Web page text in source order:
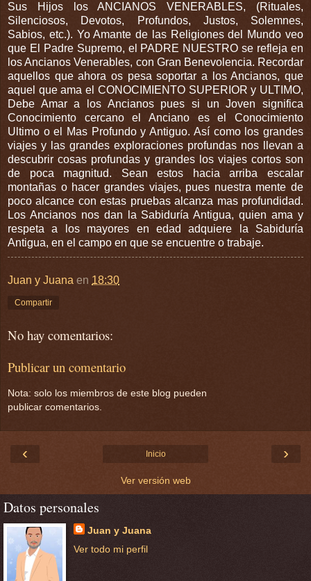
Sus Hijos los ANCIANOS VENERABLES, (Rituales,
Silenciosos, Devotos, Profundos, Justos, Solemnes,
Sabios, etc.). Yo Amante de las Religiones del Mundo veo
que El Padre Supremo, el PADRE NUESTRO se refleja en
los Ancianos Venerables, con Gran Benevolencia. Recordar
aquellos que ahora os pesa soportar a los Ancianos, que
aquel que ama el CONOCIMIENTO SUPERIOR y ULTIMO,
Debe Amar a los Ancianos pues si un Joven significa
Conocimiento cercano el Anciano es el Conocimiento
Ultimo o el Mas Profundo y Antiguo. Así como los grandes
viajes y las grandes exploraciones profundas nos llevan a
descubrir cosas profundas y grandes los viajes cortos son
de poca magnitud. Sean estos hacia arriba escalar
montañas o hacer grandes viajes, pues nuestra mente de
poco alcance con estas pruebas alcanza mas profundidad.
Los Ancianos nos dan la Sabiduría Antigua, quien ama y
respeta a los mayores en edad adquiere la Sabiduría
Antigua, en el campo en que se encuentre o trabaje.
Juan y Juana en 18:30
Compartir
No hay comentarios:
Publicar un comentario
Nota: solo los miembros de este blog pueden
publicar comentarios.
‹ ›
Inicio
Ver versión web
Datos personales
Juan y Juana
Ver todo mi perfil